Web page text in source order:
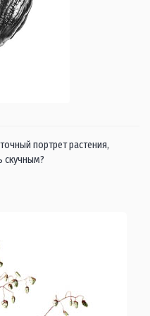
портрет растения,
скучным?